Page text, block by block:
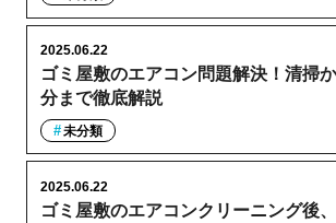
ゴミ屋敷のエアコン問題解決！清掃
分まで徹底解説
2025.06.22
未分類
ゴミ屋敷のエアコンクリーニング後
2025.06.22